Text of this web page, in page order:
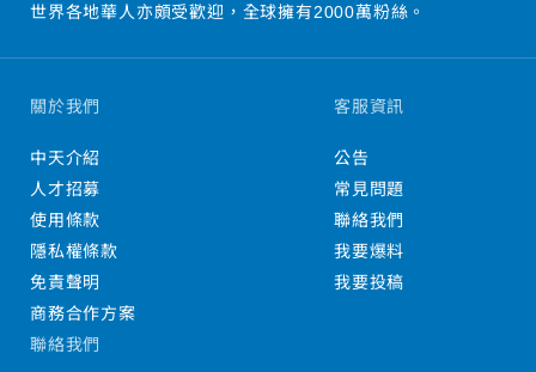
世界各地華人亦頗受歡迎，全球擁有2000萬粉絲。
關於我們
中天介紹
人才招募
使用條款
隱私權條款
免責聲明
商務合作方案
客服資訊
公告
常見問題
聯絡我們
我要爆料
我要投稿
聯絡我們